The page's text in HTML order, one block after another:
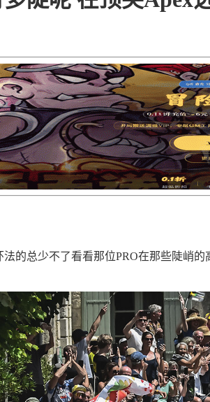
的总少不了看看那位PRO在那些陡峭